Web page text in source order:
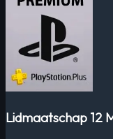
Lidmaatschap 12